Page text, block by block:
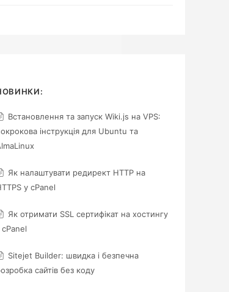
Встановлення та запуск Wiki.js на VPS:
інструкція для Ubuntu та
Як налаштувати редирект HTTP на
у cPanel
Як отримати SSL сертифікат на хостингу
cPanel
Sitejet Builder: швидка і безпечна
сайтів без коду